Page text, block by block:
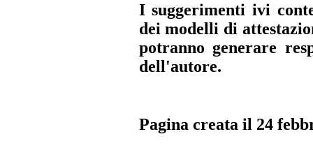
I suggerimenti ivi
dei modelli di
potranno generare
dell'autore.
Pagina creata il 24